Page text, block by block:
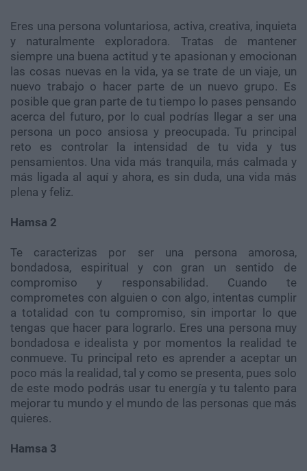
Eres una persona voluntariosa, activa, creativa, inquieta
y naturalmente exploradora. Tratas de mantener
siempre una buena actitud y te apasionan y emocionan
las cosas nuevas en la vida, ya se trate de un viaje, un
nuevo trabajo o hacer parte de un nuevo grupo. Es
posible que gran parte de tu tiempo lo pases pensando
acerca del futuro, por lo cual podrías llegar a ser una
persona un poco ansiosa y preocupada. Tu principal
reto es controlar la intensidad de tu vida y tus
pensamientos. Una vida más tranquila, más calmada y
más ligada al aquí y ahora, es sin duda, una vida más
plena y feliz.
Hamsa 2
Te caracterizas por ser una persona amorosa,
bondadosa, espiritual y con gran un sentido de
compromiso y responsabilidad. Cuando te
comprometes con alguien o con algo, intentas cumplir
a totalidad con tu compromiso, sin importar lo que
tengas que hacer para lograrlo. Eres una persona muy
bondadosa e idealista y por momentos la realidad te
conmueve. Tu principal reto es aprender a aceptar un
poco más la realidad, tal y como se presenta, pues solo
de este modo podrás usar tu energía y tu talento para
mejorar tu mundo y el mundo de las personas que más
quieres.
Hamsa 3